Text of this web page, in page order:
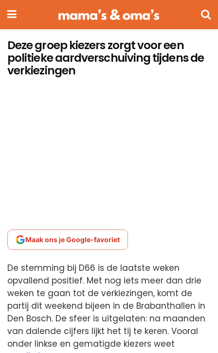
Deze groep kiezers zorgt voor een
politieke aardverschuiving tijdens de
verkiezingen
Maak ons je Google-favoriet
De stemming bij D66 is de laatste weken
opvallend positief. Met nog iets meer dan drie
weken te gaan tot de verkiezingen, komt de
partij dit weekend bijeen in de Brabanthallen in
Den Bosch. De sfeer is uitgelaten: na maanden
van dalende cijfers lijkt het tij te keren. Vooral
onder linkse en gematigde kiezers weet